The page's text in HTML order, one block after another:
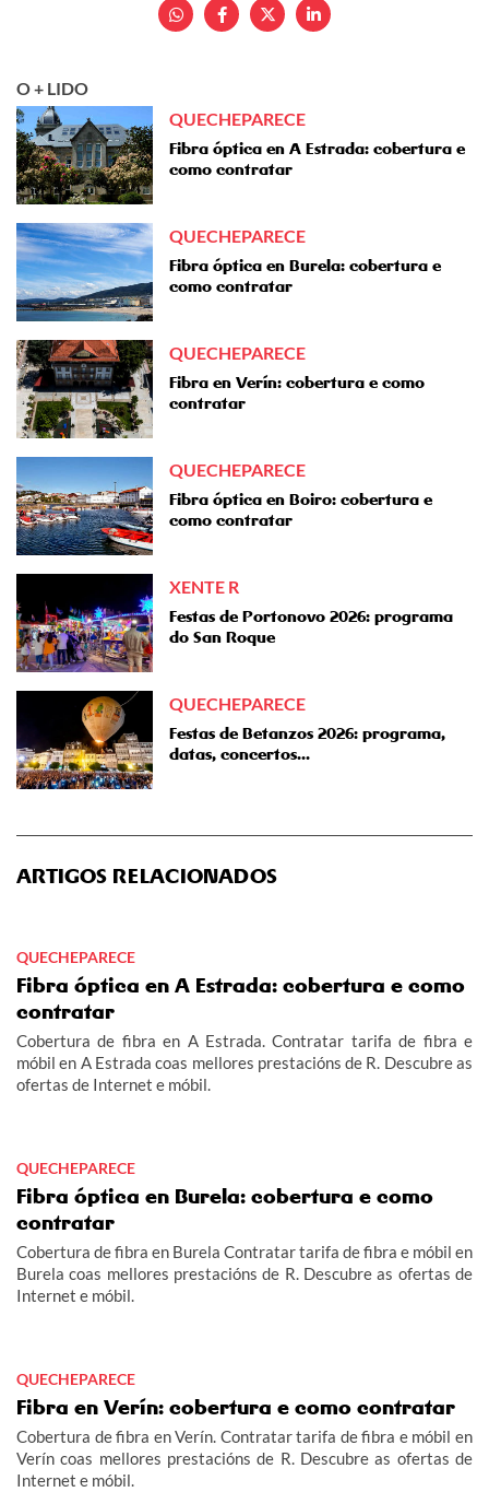
O + LIDO
QUECHEPARECE
Fibra óptica en A Estrada: cobertura e
como contratar
QUECHEPARECE
Fibra óptica en Burela: cobertura e
como contratar
QUECHEPARECE
Fibra en Verín: cobertura e como
contratar
QUECHEPARECE
Fibra óptica en Boiro: cobertura e
como contratar
XENTE R
Festas de Portonovo 2026: programa
do San Roque
QUECHEPARECE
Festas de Betanzos 2026: programa,
datas, concertos...
ARTIGOS RELACIONADOS
QUECHEPARECE
Fibra óptica en A Estrada: cobertura e como
contratar
Cobertura de fibra en A Estrada. Contratar tarifa de fibra e
móbil en A Estrada coas mellores prestacións de R. Descubre as
ofertas de Internet e móbil.
QUECHEPARECE
Fibra óptica en Burela: cobertura e como
contratar
Cobertura de fibra en Burela Contratar tarifa de fibra e móbil en
Burela coas mellores prestacións de R. Descubre as ofertas de
Internet e móbil.
QUECHEPARECE
Fibra en Verín: cobertura e como contratar
Cobertura de fibra en Verín. Contratar tarifa de fibra e móbil en
Verín coas mellores prestacións de R. Descubre as ofertas de
Internet e móbil.